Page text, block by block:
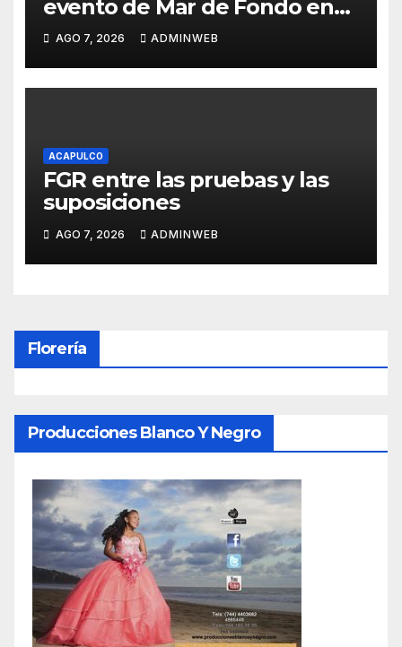
evento de Mar de Fondo en
las costas de Guerrero
AGO 7, 2026 ADMINWEB
ACAPULCO
FGR entre las pruebas y las
suposiciones
AGO 7, 2026 ADMINWEB
Florería
Producciones Blanco Y Negro